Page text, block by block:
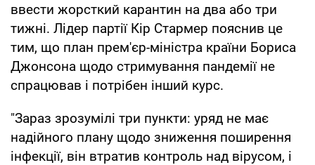
ввести жорсткий карантин на два або три
тижні. Лідер партії Кір Стармер пояснив це
тим, що план прем'єр-міністра країни Бориса
Джонсона щодо стримування пандемії не
спрацював і потрібен інший курс.
"Зараз зрозумілі три пункти: уряд не має
надійного плану щодо зниження поширення
інфекції, він втратив контроль над вірусом, і